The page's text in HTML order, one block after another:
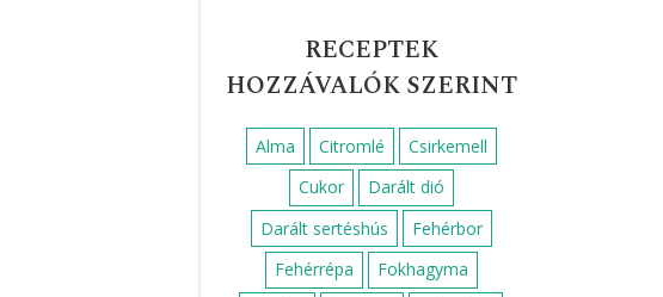
RECEPTEK
HOZZÁVALÓK SZERINT
Alma Citromlé
Csirkemell
Cukor
Darált dió
Darált sertéshús
Fehérbor
Fehérrépa
Fokhagyma